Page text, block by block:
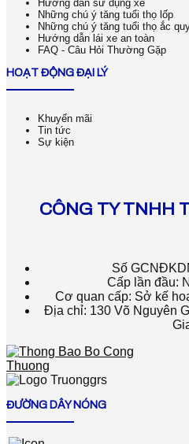
Hướng dẫn sử dụng xe
Những chú ý tăng tuổi thọ lốp
Những chú ý tăng tuổi thọ ắc
Hướng dẫn lái xe an toàn
FAQ - Câu Hỏi Thường Gặp
HOẠT ĐỘNG ĐẠI LÝ
Khuyến mãi
Tin tức
Sự kiện
CÔNG TY TNHH
Số
Cấp lần đầu:
Cơ quan cấp: Sở kế
Địa chỉ: 130 Võ Nguyên
ĐƯỜNG DÂY NÓNG